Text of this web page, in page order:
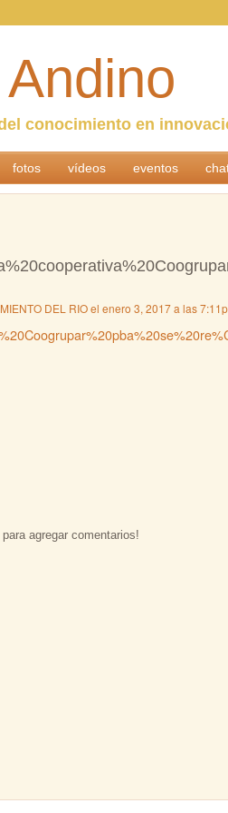
conocimiento en
fotos vídeos eventos
DEL RIOel enero 3, 2017 a las
agregar comentarios!